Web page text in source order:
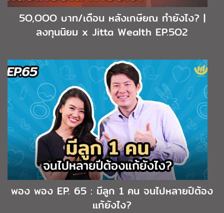
5O,OOO บาท/เดือน หลังเกษียณ ทำยังไง? |
ลงทุนนิยม x Jitta Wealth EP.5O2
พอง พอง EP. 65 : มีลูก 1 คน จนไปหลายปีต้อง
แก้ยังไง?